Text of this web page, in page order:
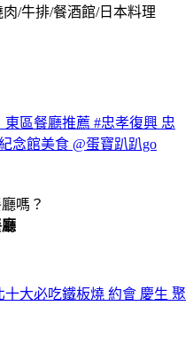
東區餐廳推薦 #忠孝復興 忠
念館美食 @蛋寶趴趴go
嗎？
十大必吃鐵板燒 約會 慶生 聚